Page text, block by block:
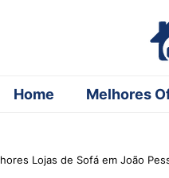
Home Melhores
Lojas de Sofá em João